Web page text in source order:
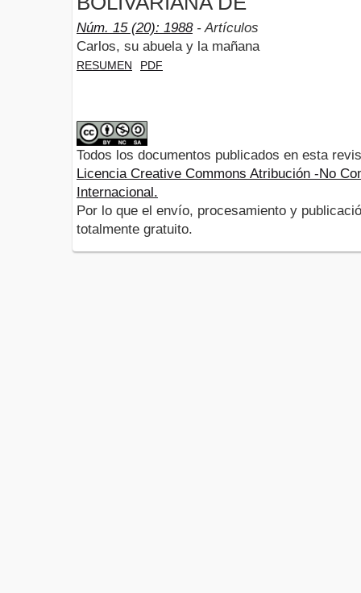
Núm. 15 (20): 1988- Artículos
Carlos, su abuela y la mañana
RESUMEN PDF
Todos los documentos publicados en esta
Licencia Creative Commons Atribución -No
Internacional.
Por lo que el envío, procesamiento y
totalmente gratuito.